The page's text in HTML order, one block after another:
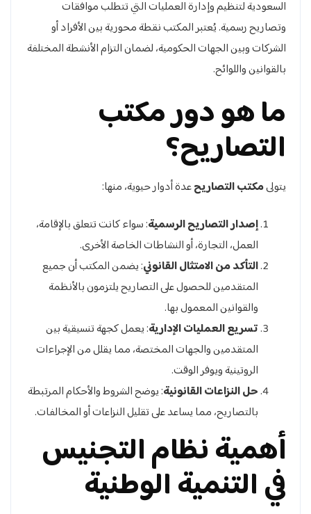
السعودية لتنظيم وإدارة العمليات التي تتطلب موافقات
وتصاريح رسمية. يُعتبر المكتب نقطة محورية بين الأفراد أو
الشركات وبين الجهات الحكومية، لضمان التزام الأنشطة المختلفة
بالقوانين واللوائح.
ما هو دور مكتب
التصاريح؟
يتولىمكتب التصاريحعدة أدوار حيوية، منها:
إصدار التصاريح الرسمية: سواء كانت تتعلق بالإقامة،
العمل، التجارة، أو النشاطات الخاصة الأخرى.
التأكد من الامتثال القانوني: يضمن المكتب أن جميع
المتقدمين للحصول على التصاريح يلتزمون بالأنظمة
والقوانين المعمول بها.
تسريع العمليات الإدارية: يعمل كجهة تنسيقية بين
المتقدمين والجهات المختصة، مما يقلل من الإجراءات
الروتينية ويوفر الوقت.
حل النزاعات القانونية: يوضح الشروط والأحكام المرتبطة
بالتصاريح، مما يساعد على تقليل النزاعات أو المخالفات.
أهمية نظام التجنيس
في التنمية الوطنية